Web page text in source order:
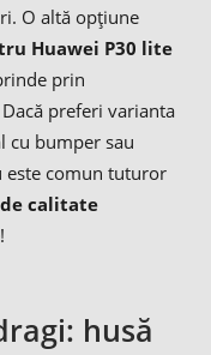
O altă opțiune
Huawei P30 lite
prin
preferi varianta
cu bumper sau
comun tuturor
calitate
husă